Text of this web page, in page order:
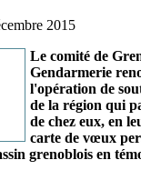
2015
Le comité de
Gendarmerie
l'opération de
de la région qui
de chez eux, en
carte de vœux
grenoblois en